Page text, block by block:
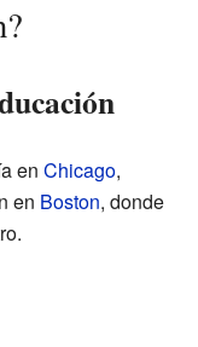
en Chicago,
en Boston, donde